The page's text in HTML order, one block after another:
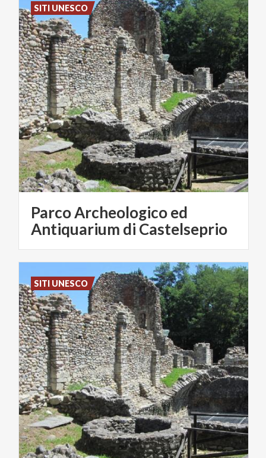
Parco Archeologico ed
Antiquarium di Castelseprio
SITI UNESCO
SITI UNESCO